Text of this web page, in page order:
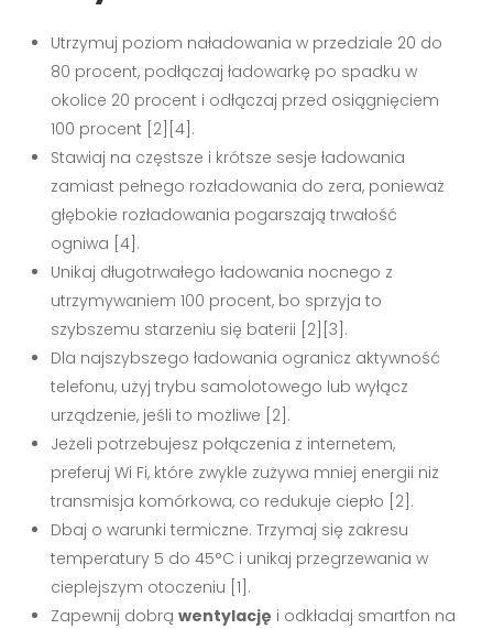
Utrzymuj poziom naładowania w przedziale 20 do
80 procent, podłączaj ładowarkę po spadku w
okolice 20 procent i odłączaj przed osiągnięciem
100 procent [2][4].
Stawiaj na częstsze i krótsze sesje ładowania
zamiast pełnego rozładowania do zera, ponieważ
głębokie rozładowania pogarszają trwałość
ogniwa [4].
Unikaj długotrwałego ładowania nocnego z
utrzymywaniem 100 procent, bo sprzyja to
szybszemu starzeniu się baterii [2][3].
Dla najszybszego ładowania ogranicz aktywność
telefonu, użyj trybu samolotowego lub wyłącz
urządzenie, jeśli to możliwe [2].
Jeżeli potrzebujesz połączenia z internetem,
preferuj Wi Fi, które zwykle zużywa mniej energii niż
transmisja komórkowa, co redukuje ciepło [2].
Dbaj o warunki termiczne. Trzymaj się zakresu
temperatury 5 do 45°C i unikaj przegrzewania w
cieplejszym otoczeniu [1].
Zapewnij dobrąwentylację i odkładaj smartfon na